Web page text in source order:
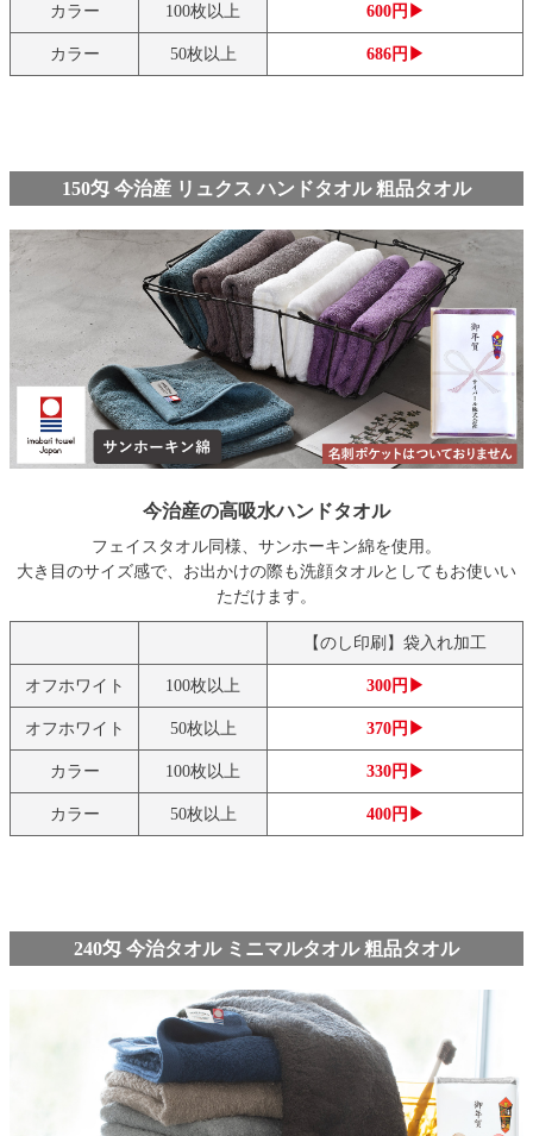
カラー 100枚以上 600円▶
カラー 50枚以上 686円▶
150匁 今治産 リュクス ハンドタオル 粗品タオル
今治産の高吸水ハンドタオル
フェイスタオル同様、サンホーキン綿を使用。
大き目のサイズ感で、お出かけの際も洗顔タオルとしてもお使いい
ただけます。
【のし印刷】袋入れ加工
オフホワイト 100枚以上 300円▶
オフホワイト 50枚以上 370円▶
カラー 100枚以上 330円▶
カラー 50枚以上 400円▶
240匁 今治タオル ミニマルタオル 粗品タオル